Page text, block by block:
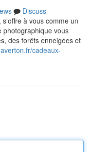
Discuss
à vous comme un
photographique vous
des forêts enneigées et
cadeaux-